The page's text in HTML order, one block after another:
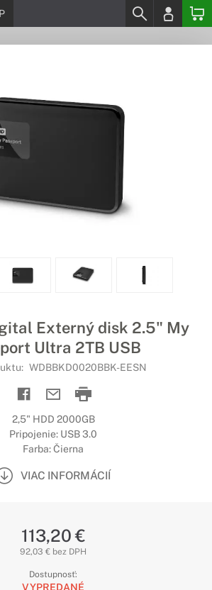
Externý disk 2.5" My
Ultra 2TB USB
WDBBKD0020BBK-EESN
2,5" HDD 2000GB
Pripojenie: USB 3.0
Farba: Čierna
VIAC INFORMÁCIÍ
113,20 €
92,03 € bez DPH
Dostupnosť:
VYPREDANÉ